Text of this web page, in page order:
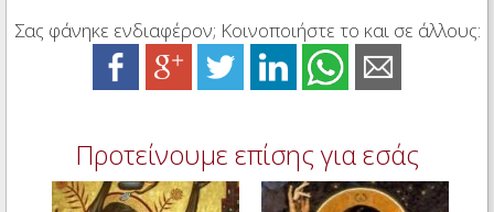
Σας φάνηκε ενδιαφέρον; Κοινοποιήστε το και σε άλλους:
Προτείνουμε επίσης για εσάς